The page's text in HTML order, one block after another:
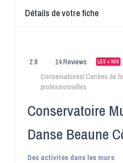
Détails de votre fiche
2.8 14 Reviews LES + VUS
Conservatoires/ Centres de
professionnelles
Conservatoire
Danse Beaune
Des activités dans les murs